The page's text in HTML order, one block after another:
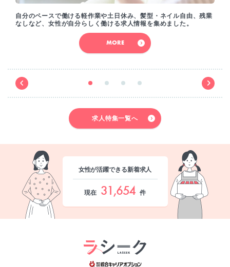
自分のペースで働ける軽作業や土日休み、髪型・ネイル自由、残業
なしなど、女性が自分らしく働ける求人情報を集めました。
MORE
求人特集一覧へ
女性が活躍できる新着求人
現在 31,654 件